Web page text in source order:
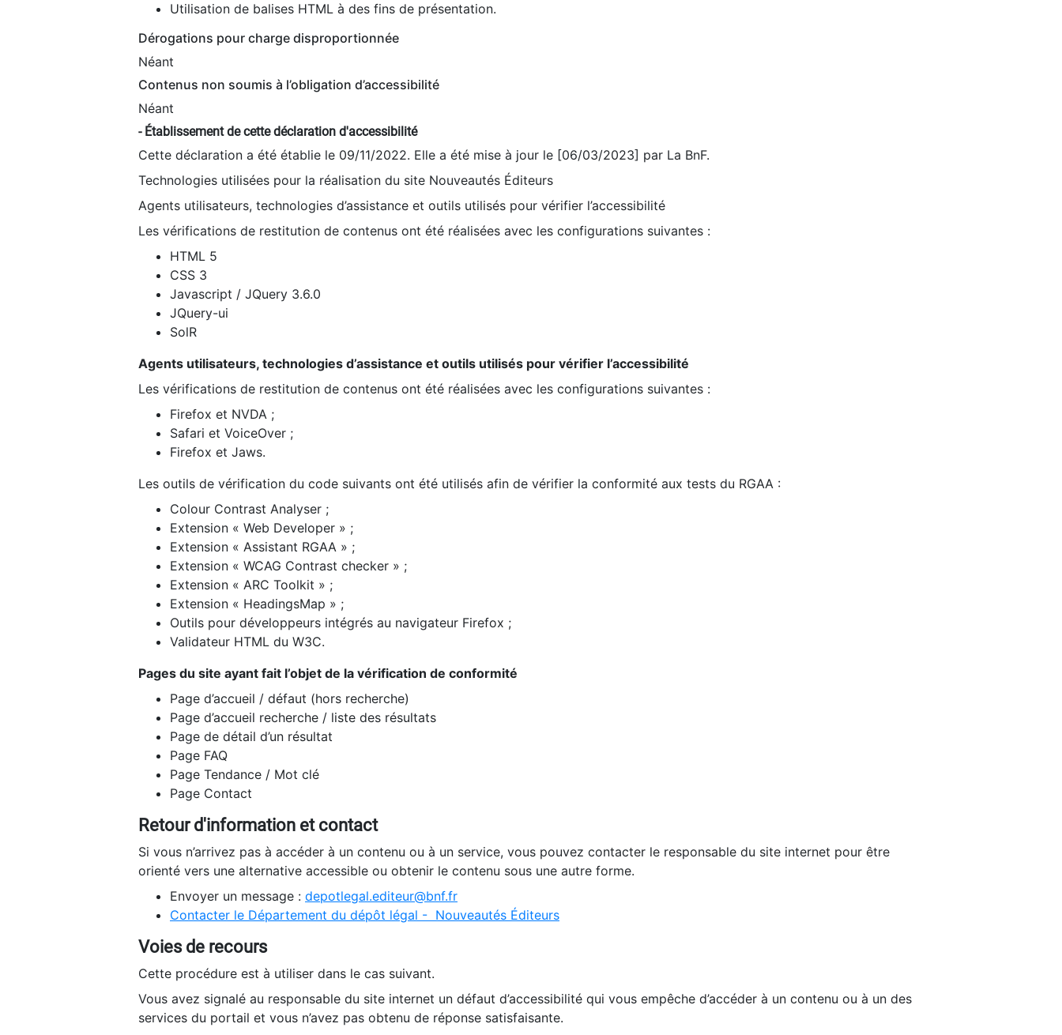
Utilisation de balises HTML à des fins de présentation.
Dérogations pour charge disproportionnée
Néant
Contenus non soumis à l’obligation d’accessibilité
Néant
- Établissement de cette déclaration d'accessibilité
Cette déclaration a été établie le 09/11/2022. Elle a été mise à jour le [06/03/2023] par La BnF.
Technologies utilisées pour la réalisation du site Nouveautés Éditeurs
Agents utilisateurs, technologies d’assistance et outils utilisés pour vérifier l’accessibilité
Les vérifications de restitution de contenus ont été réalisées avec les configurations suivantes :
HTML 5
CSS 3
Javascript / JQuery 3.6.0
JQuery-ui
SolR
Agents utilisateurs, technologies d’assistance et outils utilisés pour vérifier l’accessibilité
Les vérifications de restitution de contenus ont été réalisées avec les configurations suivantes :
Firefox et NVDA ;
Safari et VoiceOver ;
Firefox et Jaws.
Les outils de vérification du code suivants ont été utilisés afin de vérifier la conformité aux tests du RGAA :
Colour Contrast Analyser ;
Extension « Web Developer » ;
Extension « Assistant RGAA » ;
Extension « WCAG Contrast checker » ;
Extension « ARC Toolkit » ;
Extension « HeadingsMap » ;
Outils pour développeurs intégrés au navigateur Firefox ;
Validateur HTML du W3C.
Pages du site ayant fait l’objet de la vérification de conformité
Page d’accueil / défaut (hors recherche)
Page d’accueil recherche / liste des résultats
Page de détail d’un résultat
Page FAQ
Page Tendance / Mot clé
Page Contact
Retour d'information et contact
Si vous n’arrivez pas à accéder à un contenu ou à un service, vous pouvez contacter le responsable du site internet pour être
orienté vers une alternative accessible ou obtenir le contenu sous une autre forme.
Envoyer un message : depotlegal.editeur@bnf.fr
Contacter le Département du dépôt légal - Nouveautés Éditeurs
Voies de recours
Cette procédure est à utiliser dans le cas suivant.
Vous avez signalé au responsable du site internet un défaut d’accessibilité qui vous empêche d’accéder à un contenu ou à un des
services du portail et vous n’avez pas obtenu de réponse satisfaisante.